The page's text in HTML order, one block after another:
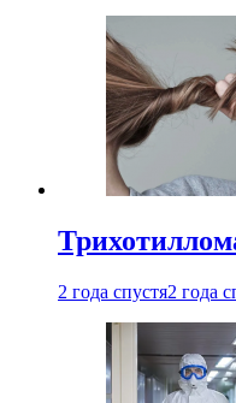
2 года спустя2 года